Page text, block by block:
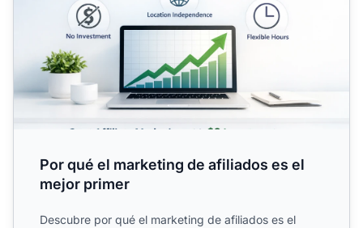
Por qué el marketing de afiliados es el
mejor primer
Descubre por qué el marketing de afiliados es el